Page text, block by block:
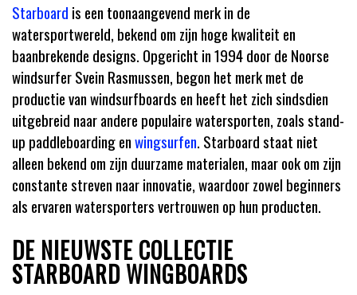
Starboard is een toonaangevend merk in de
watersportwereld, bekend om zijn hoge kwaliteit en
baanbrekende designs. Opgericht in 1994 door de Noorse
windsurfer Svein Rasmussen, begon het merk met de
productie van windsurfboards en heeft het zich sindsdien
uitgebreid naar andere populaire watersporten, zoals stand-
up paddleboarding enwingsurfen. Starboard staat niet
alleen bekend om zijn duurzame materialen, maar ook om zijn
constante streven naar innovatie, waardoor zowel beginners
als ervaren watersporters vertrouwen op hun producten.
DE NIEUWSTE COLLECTIE
STARBOARD WINGBOARDS